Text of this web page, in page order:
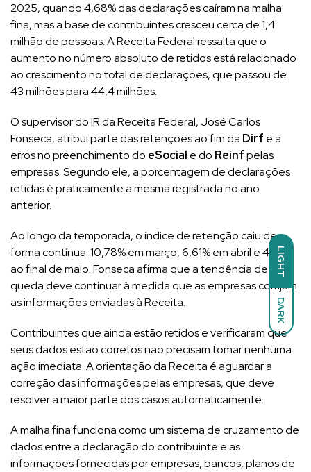
LIGHT
DARK
2025, quando 4,68% das declarações caíram na malha
fina, mas a base de contribuintes cresceu cerca de 1,4
milhão de pessoas. A Receita Federal ressalta que o
aumento no número absoluto de retidos está relacionado
ao crescimento no total de declarações, que passou de
43 milhões para 44,4 milhões.
O supervisor do IR da Receita Federal, José Carlos
Fonseca, atribui parte das retenções ao fim da Dirf e a
erros no preenchimento do eSocial e do Reinfpelas
empresas. Segundo ele, a porcentagem de declarações
retidas é praticamente a mesma registrada no ano
anterior.
Ao longo da temporada, o índice de retenção caiu de
forma contínua: 10,78% em março, 6,61% em abril e 4,97%
ao final de maio. Fonseca afirma que a tendência de
queda deve continuar à medida que as empresas corrijam
as informações enviadas à Receita.
Contribuintes que ainda estão retidos e verificaram que
seus dados estão corretos não precisam tomar nenhuma
ação imediata. A orientação da Receita é aguardar a
correção das informações pelas empresas, que deve
resolver a maior parte dos casos automaticamente.
A malha fina funciona como um sistema de cruzamento de
dados entre a declaração do contribuinte e as
informações fornecidas por empresas, bancos, planos de